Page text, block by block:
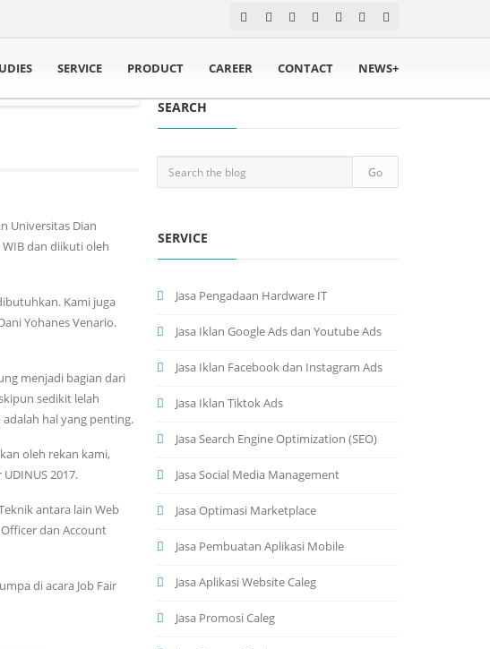
SERVICE PRODUCT CAREER CONTACT NEWS+
Universitas Dian
WIB dan diikuti oleh
Kami juga
Yohanes Venario.
menjadi bagian dari
sedikit lelah
hal yang penting.
oleh rekan kami,
2017.
antara lain Web
dan Account
di acara Job Fair
SEARCH
SERVICE
Jasa Pengadaan Hardware IT
Jasa Iklan Google Ads dan Youtube Ads
Jasa Iklan Facebook dan Instagram Ads
Jasa Iklan Tiktok Ads
Jasa Search Engine Optimization (SEO)
Jasa Social Media Management
Jasa Optimasi Marketplace
Jasa Pembuatan Aplikasi Mobile
Jasa Aplikasi Website Caleg
Jasa Promosi Caleg